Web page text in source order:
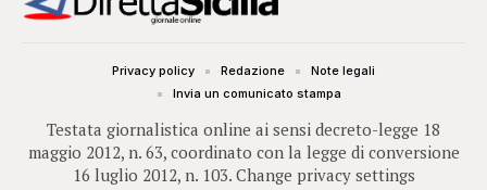
Testata giornalistica online ai sensi decreto-legge 18
maggio 2012, n. 63, coordinato con la legge di conversione
16 luglio 2012, n. 103. Change privacy settings
Privacy policy Redazione
Note legali
Invia un comunicato stampa